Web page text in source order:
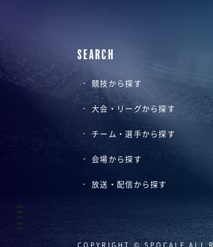
SEARCH
競技から探す
大会・リーグから探す
チーム・選手から探す
会場から探す
放送・配信から探す
COPYRIGHT © SPOCALE ALL
SHARE